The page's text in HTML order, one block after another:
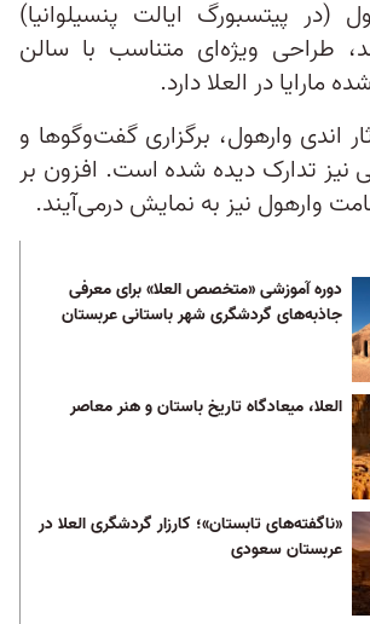
(در پیتسبورگ ایالت پنسیلوانیا)
طراحی ویژه‌ای متناسب با سالن
مارایا در العلا دارد.
اندی وارهول، برگزاری گفت‌وگوها و
نیز تدارک دیده شده است. افزون بر
وارهول نیز به نمایش درمی‌آیند.
دوره آموزشی «متخصص العلا» برای معرفی
جاذبه‌های گردشگری شهر باستانی عربستان
العلا، میعادگاه تاریخ باستان و هنر معاصر
«ناگفته‌های تابستان»؛ کارزار گردشگری العلا در
عربستان سعودی